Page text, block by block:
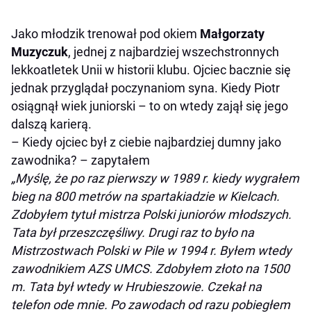
Jako młodzik trenował pod okiem Małgorzaty
Muzyczuk, jednej z najbardziej wszechstronnych
lekkoatletek Unii w historii klubu. Ojciec bacznie się
jednak przyglądał poczynaniom syna. Kiedy Piotr
osiągnął wiek juniorski – to on wtedy zajął się jego
dalszą karierą.
– Kiedy ojciec był z ciebie najbardziej dumny jako
zawodnika? – zapytałem
„Myślę, że po raz pierwszy w 1989 r. kiedy wygrałem
bieg na 800 metrów na spartakiadzie w Kielcach.
Zdobyłem tytuł mistrza Polski juniorów młodszych.
Tata był przeszczęśliwy. Drugi raz to było na
Mistrzostwach Polski w Pile w 1994 r. Byłem wtedy
zawodnikiem AZS UMCS. Zdobyłem złoto na 1500
m. Tata był wtedy w Hrubieszowie. Czekał na
telefon ode mnie. Po zawodach od razu pobiegłem